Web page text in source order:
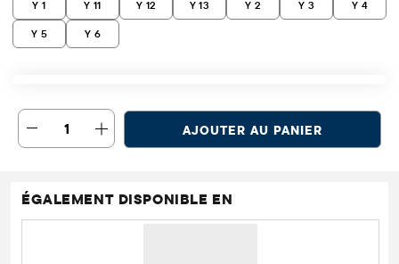
Y 1 Y 11 Y 12 Y 13 Y 2 Y 3 Y 4
Y 5 Y 6
1 AJOUTER AU PANIER
ÉGALEMENT DISPONIBLE EN